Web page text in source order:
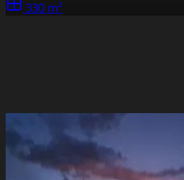
330 m²